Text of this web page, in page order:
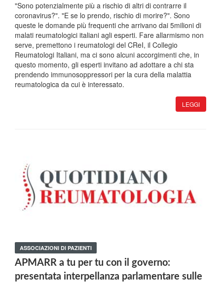
"Sono potenzialmente più a rischio di altri di contrarre il
coronavirus?". "E se lo prendo, rischio di morire?". Sono
queste le domande più frequenti che arrivano dai 5milioni di
malati reumatologici italiani agli esperti. Fare allarmismo non
serve, premettono i reumatologi del CReI, il Collegio
Reumatologi Italiani, ma ci sono alcuni accorgimenti che, in
questo momento, gli esperti invitano ad adottare a chi sta
prendendo immunosoppressori per la cura della malattia
reumatologica da cui è interessato.
LEGGI
ASSOCIAZIONI DI PAZIENTI
APMARR a tu per tu con il governo:
presentata interpellanza parlamentare sulle